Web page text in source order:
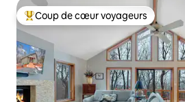
Coups de cœur voyageurs les plus
Coup de cœur voyageurs